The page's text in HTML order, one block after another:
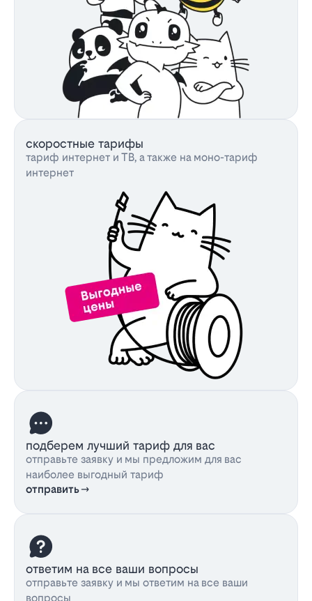
скоростные тарифы
тариф интернет и ТВ, а также на моно-тариф
интернет
подберем лучший тариф для вас
отправьте заявку и мы предложим для вас
наиболее выгодный тариф
отправить
ответим на все ваши вопросы
отправьте заявку и мы ответим на все ваши
вопросы